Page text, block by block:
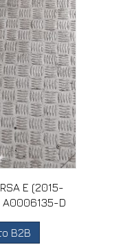
E (2015-
A0006135-D
B2B